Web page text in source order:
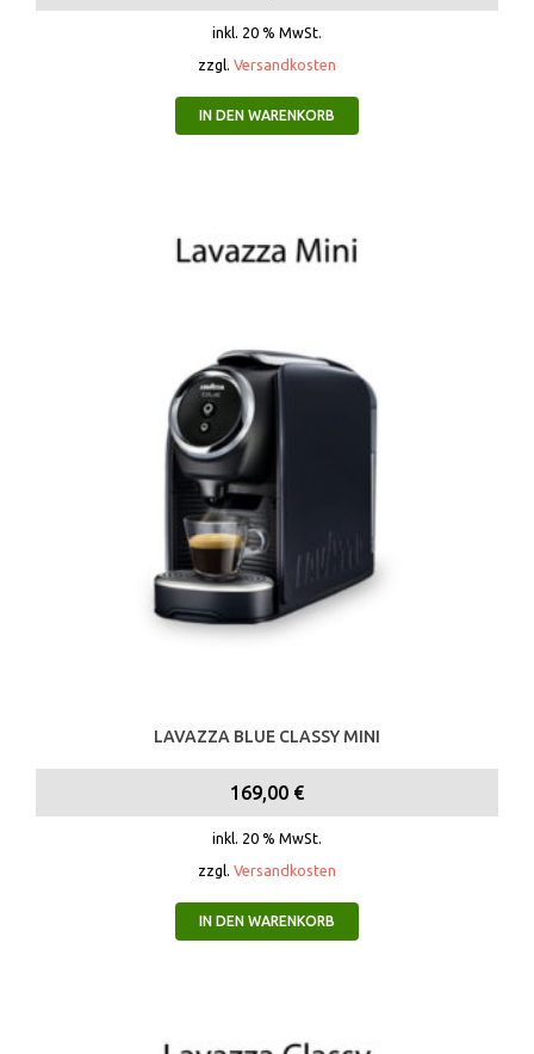
inkl. 20 % MwSt.
zzgl. Versandkosten
IN DEN WARENKORB
LAVAZZA BLUE CLASSY MINI
169,00 €
inkl. 20 % MwSt.
zzgl. Versandkosten
IN DEN WARENKORB